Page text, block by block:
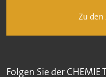
Zu den
Folgen Sie der CHEMIE